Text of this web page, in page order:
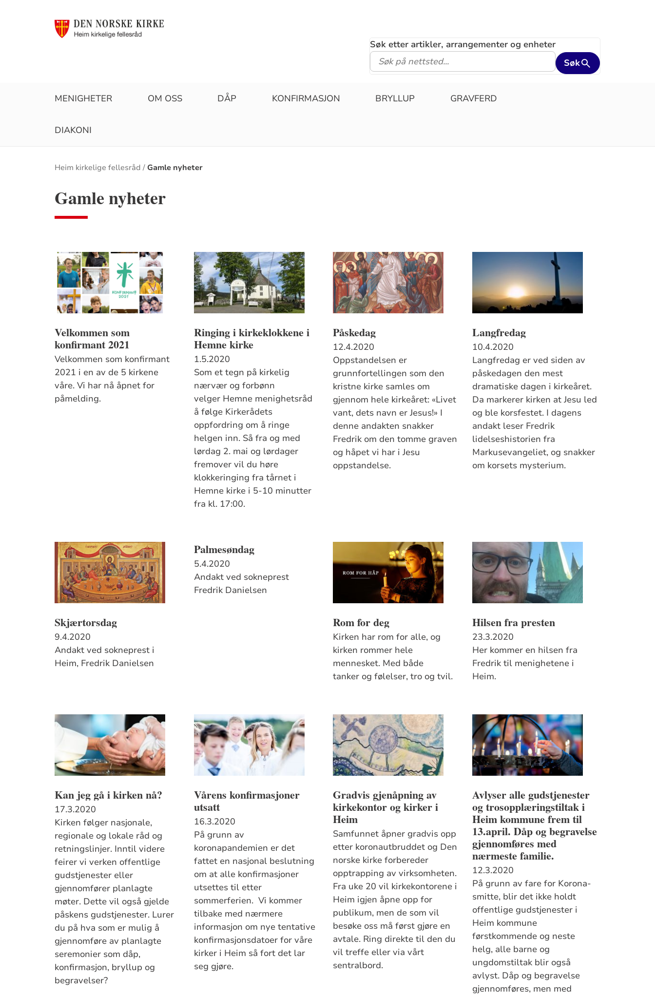
Søk etter artikler, arrangementer og enheter
Søk
MENIGHETER OM OSS DÅP KONFIRMASJON BRYLLUP GRAVFERD
DIAKONI
Brødsmulesti
Heim kirkelige fellesråd Gamle nyheter
Gamle nyheter
Velkommen som
konfirmant 2021
Velkommen som konfirmant
2021 i en av de 5 kirkene
våre. Vi har nå åpnet for
påmelding.
Ringing i kirkeklokkene i
Hemne kirke
1.5.2020
Som et tegn på kirkelig
nærvær og forbønn
velger Hemne menighetsråd
å følge Kirkerådets
oppfordring om å ringe
helgen inn. Så fra og med
lørdag 2. mai og lørdager
fremover vil du høre
klokkeringing fra tårnet i
Hemne kirke i 5-10 minutter
fra kl. 17:00.
Påskedag
12.4.2020
Oppstandelsen er
grunnfortellingen som den
kristne kirke samles om
gjennom hele kirkeåret: «Livet
vant, dets navn er Jesus!» I
denne andakten snakker
Fredrik om den tomme graven
og håpet vi har i Jesu
oppstandelse.
Langfredag
10.4.2020
Langfredag er ved siden av
påskedagen den mest
dramatiske dagen i kirkeåret.
Da markerer kirken at Jesu led
og ble korsfestet. I dagens
andakt leser Fredrik
lidelseshistorien fra
Markusevangeliet, og snakker
om korsets mysterium.
Skjærtorsdag
9.4.2020
Andakt ved sokneprest i
Heim, Fredrik Danielsen
Palmesøndag
5.4.2020
Andakt ved sokneprest
Fredrik Danielsen
Rom for deg
Kirken har rom for alle, og
kirken rommer hele
mennesket. Med både
tanker og følelser, tro og tvil.
Hilsen fra presten
23.3.2020
Her kommer en hilsen fra
Fredrik til menighetene i
Heim.
Kan jeg gå i kirken nå?
17.3.2020
Kirken følger nasjonale,
regionale og lokale råd og
retningslinjer. Inntil videre
feirer vi verken offentlige
gudstjenester eller
gjennomfører planlagte
møter. Dette vil også gjelde
påskens gudstjenester. Lurer
du på hva som er mulig å
gjennomføre av planlagte
seremonier som dåp,
konfirmasjon, bryllup og
begravelser?
Vårens konfirmasjoner
utsatt
16.3.2020
På grunn av
koronapandemien er det
fattet en nasjonal beslutning
om at alle konfirmasjoner
utsettes til etter
sommerferien. Vi kommer
tilbake med nærmere
informasjon om nye tentative
konfirmasjonsdatoer for våre
kirker i Heim så fort det lar
seg gjøre.
Gradvis gjenåpning av
kirkekontor og kirker i
Heim
Samfunnet åpner gradvis opp
etter koronautbruddet og Den
norske kirke forbereder
opptrapping av virksomheten.
Fra uke 20 vil kirkekontorene i
Heim igjen åpne opp for
publikum, men de som vil
besøke oss må først gjøre en
avtale. Ring direkte til den du
vil treffe eller via vårt
sentralbord.
Avlyser alle gudstjenester
og trosopplæringstiltak i
Heim kommune frem til
13.april. Dåp og begravelse
gjennomføres med
nærmeste familie.
12.3.2020
På grunn av fare for Korona-
smitte, blir det ikke holdt
offentlige gudstjenester i
Heim kommune
førstkommende og neste
helg, alle barne og
ungdomstiltak blir også
avlyst. Dåp og begravelse
gjennomføres, men med